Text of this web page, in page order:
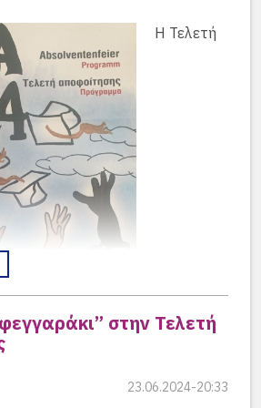
Γερμανικής Σχολής
Bremer, η Διευθύντρια της
Dierker, ο Αναπληρωτής
κ. Βασίλης Τόλιας, η
Γονέων κ. Βίκυ
εκπρόσωποι του Μαθητικού
Αποφοίτων μίλησε ο Πρόεδρος,
(περισσότερα…)
H Τελετή
Γερμανική Σχολή Αθηνών με
στην Τελετή
23.06.2024-20:33